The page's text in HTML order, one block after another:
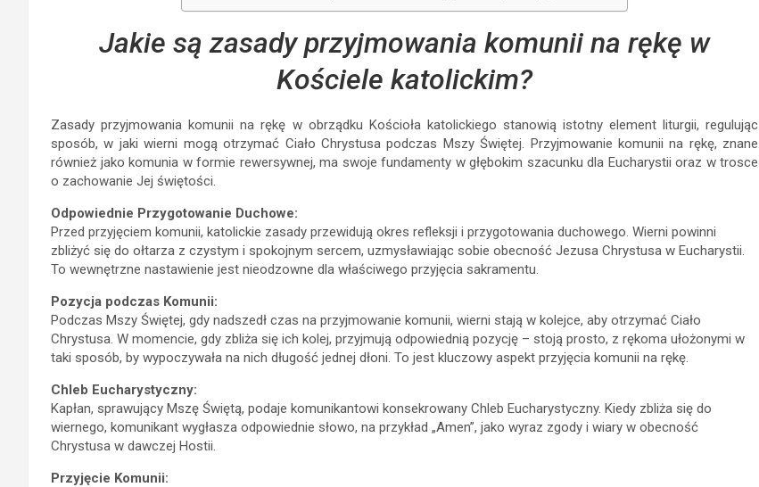
Jakie są zasady przyjmowania komunii na rękę w
Kościele katolickim?
Zasady przyjmowania komunii na rękę w obrządku Kościoła katolickiego stanowią istotny element liturgii, regulując
sposób, w jaki wierni mogą otrzymać Ciało Chrystusa podczas Mszy Świętej. Przyjmowanie komunii na rękę, znane
również jako komunia w formie rewersywnej, ma swoje fundamenty w głębokim szacunku dla Eucharystii oraz w trosce
o zachowanie Jej świętości.
Odpowiednie Przygotowanie Duchowe:
Przed przyjęciem komunii, katolickie zasady przewidują okres refleksji i przygotowania duchowego. Wierni powinni
zbliżyć się do ołtarza z czystym i spokojnym sercem, uzmysławiając sobie obecność Jezusa Chrystusa w Eucharystii.
To wewnętrzne nastawienie jest nieodzowne dla właściwego przyjęcia sakramentu.
Pozycja podczas Komunii:
Podczas Mszy Świętej, gdy nadszedł czas na przyjmowanie komunii, wierni stają w kolejce, aby otrzymać Ciało
Chrystusa. W momencie, gdy zbliża się ich kolej, przyjmują odpowiednią pozycję – stoją prosto, z rękoma ułożonymi w
taki sposób, by wypoczywała na nich długość jednej dłoni. To jest kluczowy aspekt przyjęcia komunii na rękę.
Chleb Eucharystyczny:
Kapłan, sprawujący Mszę Świętą, podaje komunikantowi konsekrowany Chleb Eucharystyczny. Kiedy zbliża się do
wiernego, komunikant wygłasza odpowiednie słowo, na przykład „Amen”, jako wyraz zgody i wiary w obecność
Chrystusa w dawczej Hostii.
Przyjęcie Komunii: